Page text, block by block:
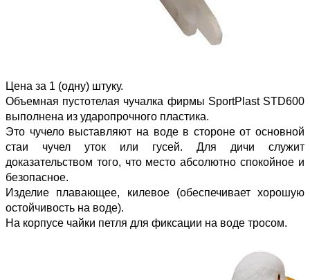
Цена за 1 (одну) штуку.
Объемная пустотелая чучалка фирмы SportPlast STD600
выполнена из ударопрочного пластика.
Это чучело выставляют на воде в стороне от основной
стаи чучел уток или гусей. Для дичи служит
доказательством того, что место абсолютно спокойное и
безопасное.
Изделие плавающее, килевое (обеспечивает хорошую
остойчивость на воде).
На корпусе чайки петля для фиксации на воде тросом.